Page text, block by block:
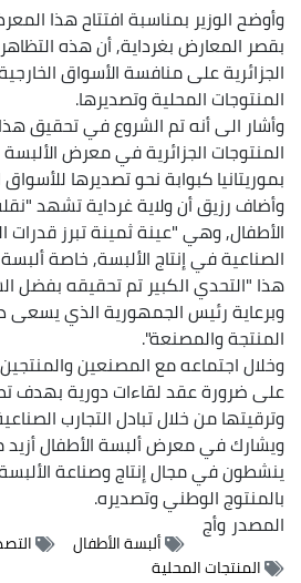
وأوضح الوزير بمناسبة افتتاح هذا
بقصر المعارض بغرداية, أن هذه
الجزائرية على منافسة الأسواق
المنتوجات المحلية وتصديرها.
وأشار الى أنه تم الشروع في تحقيق
المنتوجات الجزائرية في معرض الألبسة
بموريتانيا كبوابة نحو تصديرها للأسواق
وأضاف رزيق أن ولاية غرداية تشهد
الأطفال, وهي "عينة ثمينة تبرز قدرات
الصناعية في إنتاج الألبسة, خاصة ألبسة
هذا "التحدي الكبير تم تحقيقه بفضل
وبرعاية رئيس الجمهورية الذي يسعى
المنتجة والمصنعة".
وخلال اجتماعه مع المصنعين والمنتجين
على ضرورة عقد لقاءات دورية بهدف
وترقيتها من خلال تبادل التجارب الصناعية.
ينشطون في مجال إنتاج وصناعة
بالمنتوج الوطني وتصديره.
المصدروأج
ألبسة الأطفال
التصدير
المنتجات المحلية